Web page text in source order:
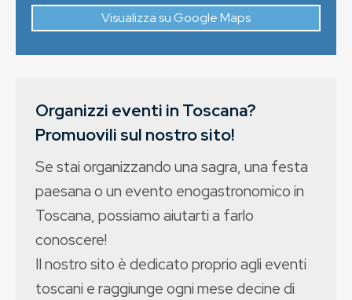
Visualizza su Google Maps
Organizzi eventi in Toscana?
Promuovili sul nostro sito!
Se stai organizzando una sagra, una festa
paesana o un evento enogastronomico in
Toscana, possiamo aiutarti a farlo
conoscere!
Il nostro sito è dedicato proprio agli eventi
toscani e raggiunge ogni mese decine di